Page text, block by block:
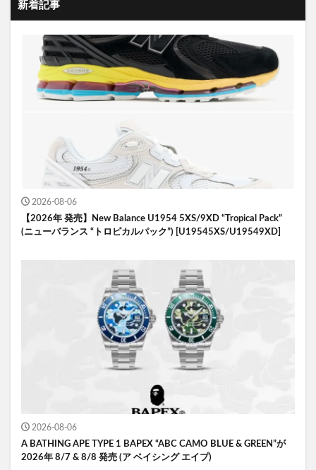
新着記事
2026-08-06
【2026年 発売】New Balance U1954 5XS/9XD “Tropical Pack”
(ニューバランス “トロピカルパック”) [U19545XS/U19549XD]
2026-08-06
A BATHING APE TYPE 1 BAPEX “ABC CAMO BLUE & GREEN”が
2026年 8/7 & 8/8 発売 (ア ベイシング エイプ)